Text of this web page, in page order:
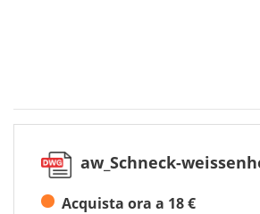
Acquista ora a 18 €